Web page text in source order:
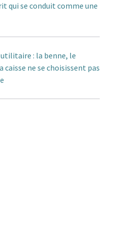
qui se conduit comme une
: la benne, le
caisse ne se choisissent pas